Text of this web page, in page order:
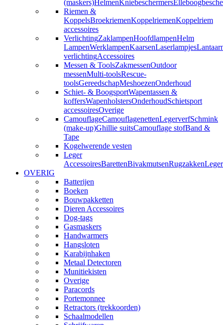
(maskers)HelmenKniebeschermers
Riemen &
KoppelsBroekriemenKoppelriemenKoppelriem
accessoires
VerlichtingZaklampenHoofdlampenHelm
LampenWerklampenKaarsenLaserlampjes
verlichtingAccessoires
Messen & ToolsZakmessenOutdoor
messenMulti-toolsRescue-
toolsGereedschapMeshoezenOnderhoud
Schiet- & BoogsportWapentassen &
koffersWapenholstersOnderhoudSchietsport
accessoiresOverige
CamouflageCamouflagenettenLegerverfSchmink
(make-up)Ghillie suitsCamouflage stofBand &
Tape
Kogelwerende vesten
Leger
AccessoiresBarettenBivakmutsenRugzakken
OVERIG
Batterijen
Boeken
Bouwpakketten
Dieren Accessoires
Dog-tags
Gasmaskers
Handwarmers
Hangsloten
Karabijnhaken
Metaal Detectoren
Munitiekisten
Overige
Paracords
Portemonnee
Retractors (trekkoorden)
Schaalmodellen